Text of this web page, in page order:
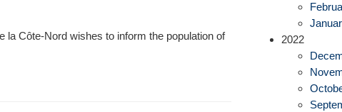
la Côte-Nord wishes to inform the population of
2022